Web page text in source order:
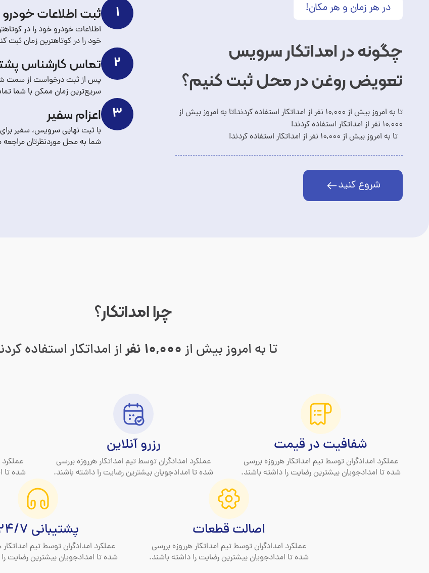
در هر زمان و هر مکان!
چگونه در امداتکار سرویس
تعویض روغن در محل ثبت کنیم؟
تا به امروز بیش از 10,000 نفر از امداتکار استفاده کردند!تا به امروز بیش از
10,000 نفر از امداتکار استفاده کردند!
تا به امروز بیش از 10,000 نفر از امداتکار استفاده کردند!
شروع کنید
۱ ثبت اطلاعات خودرو
اطلاعات خودرو خود را در
خود را در کوتاهترین زمان ثبت
۲ تماس کارشناس
پس از ثبت درخواست از سمت
سریع‌ترین زمان ممکن با شما
۳ اعزام سفیر
با ثبت نهایی سرویس، سفیر
شما به محل موردنظرتان
چرا امداتکار؟
تا به امروز بیش از 10,000 نفر از امداتکار استفاده
شفافیت در قیمت
عملکرد امدادگران توسط تیم امداتکار هرروزه بررسی
شده تا امدادجویان بیشترین رضایت را داشته باشند.
رزرو آنلاین
عملکرد امدادگران توسط تیم امداتکار هرروزه بررسی
شده تا امدادجویان بیشترین رضایت را داشته باشند.
شده تا
اصالت قطعات
عملکرد امدادگران توسط تیم امداتکار هرروزه بررسی
شده تا امدادجویان بیشترین رضایت را داشته باشند.
پشتیبانی 24/7
عملکرد امدادگران توسط تیم امداتکار
شده تا امدادجویان بیشترین رضایت